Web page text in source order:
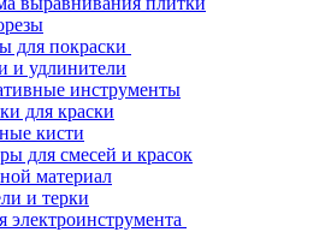
для покраски
и удлинители
инструменты
для краски
кисти
для смесей и красок
материал
и терки
электроинструмента